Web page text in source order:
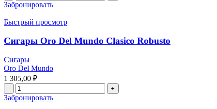
Забронировать
Быстрый просмотр
Сигары Oro Del Mundo Clasico Robusto
Сигары
Oro Del Mundo
1 305,00 ₽
Забронировать